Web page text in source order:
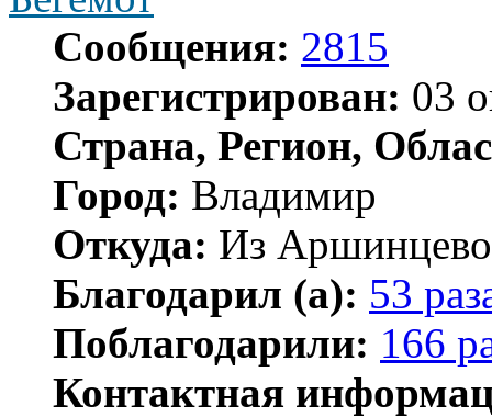
Сообщения: 2815
Зарегистрирован: 03
Страна, Регион,
Город: Владимир
Откуда: Из
Благодарил (а): 53
Поблагодарили: 166
Контактная